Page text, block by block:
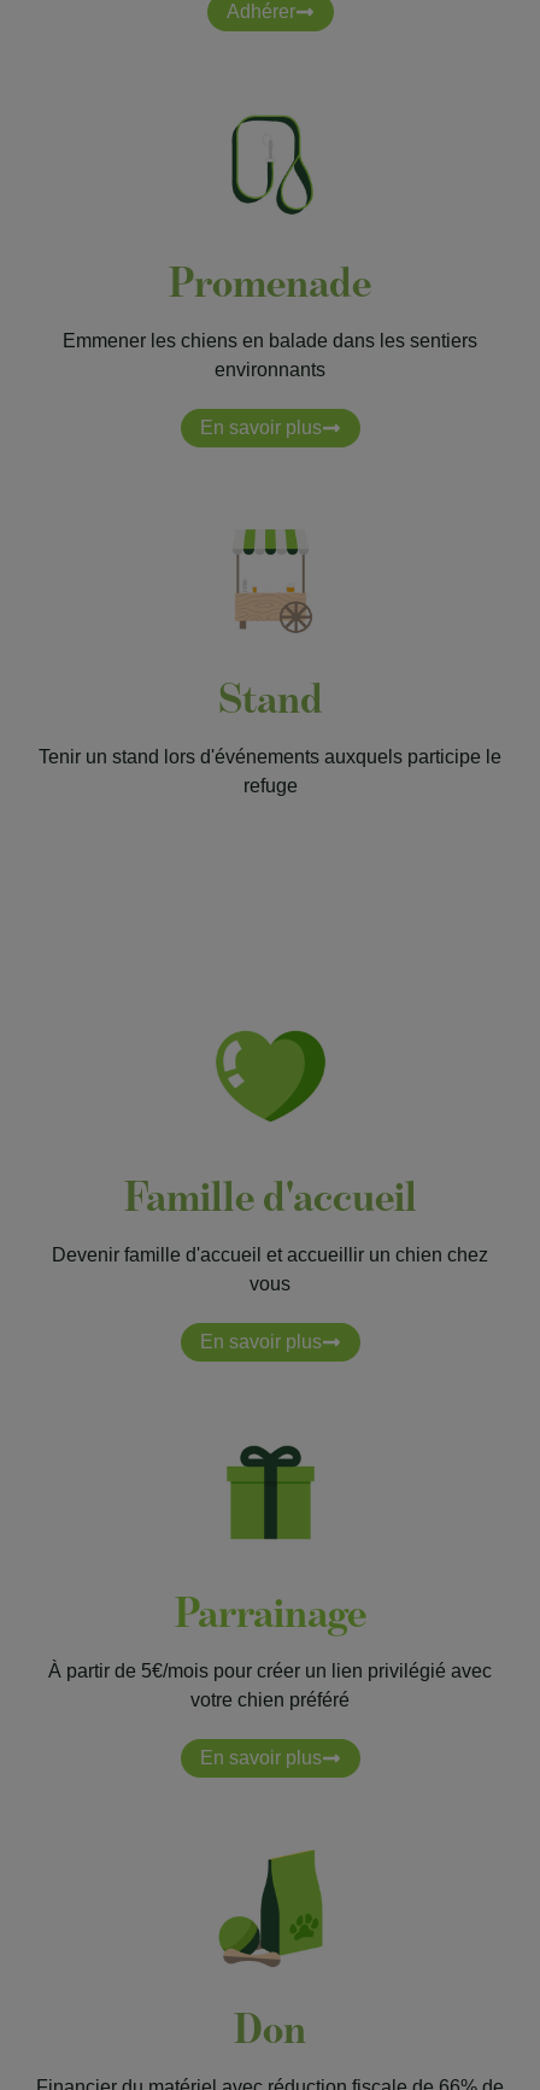
Adhérer
Promenade
Emmener les chiens en balade dans les sentiers
environnants
En savoir plus
Stand
Tenir un stand lors d'événements auxquels participe le
refuge
Famille d'accueil
Devenir famille d'accueil et accueillir un chien chez
vous
En savoir plus
Parrainage
À partir de 5€/mois pour créer un lien privilégié avec
votre chien préféré
En savoir plus
Don